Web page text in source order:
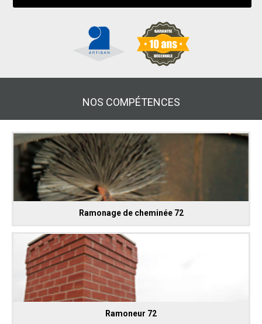
NOS COMPÉTENCES
Ramonage de cheminée 72
Ramoneur 72